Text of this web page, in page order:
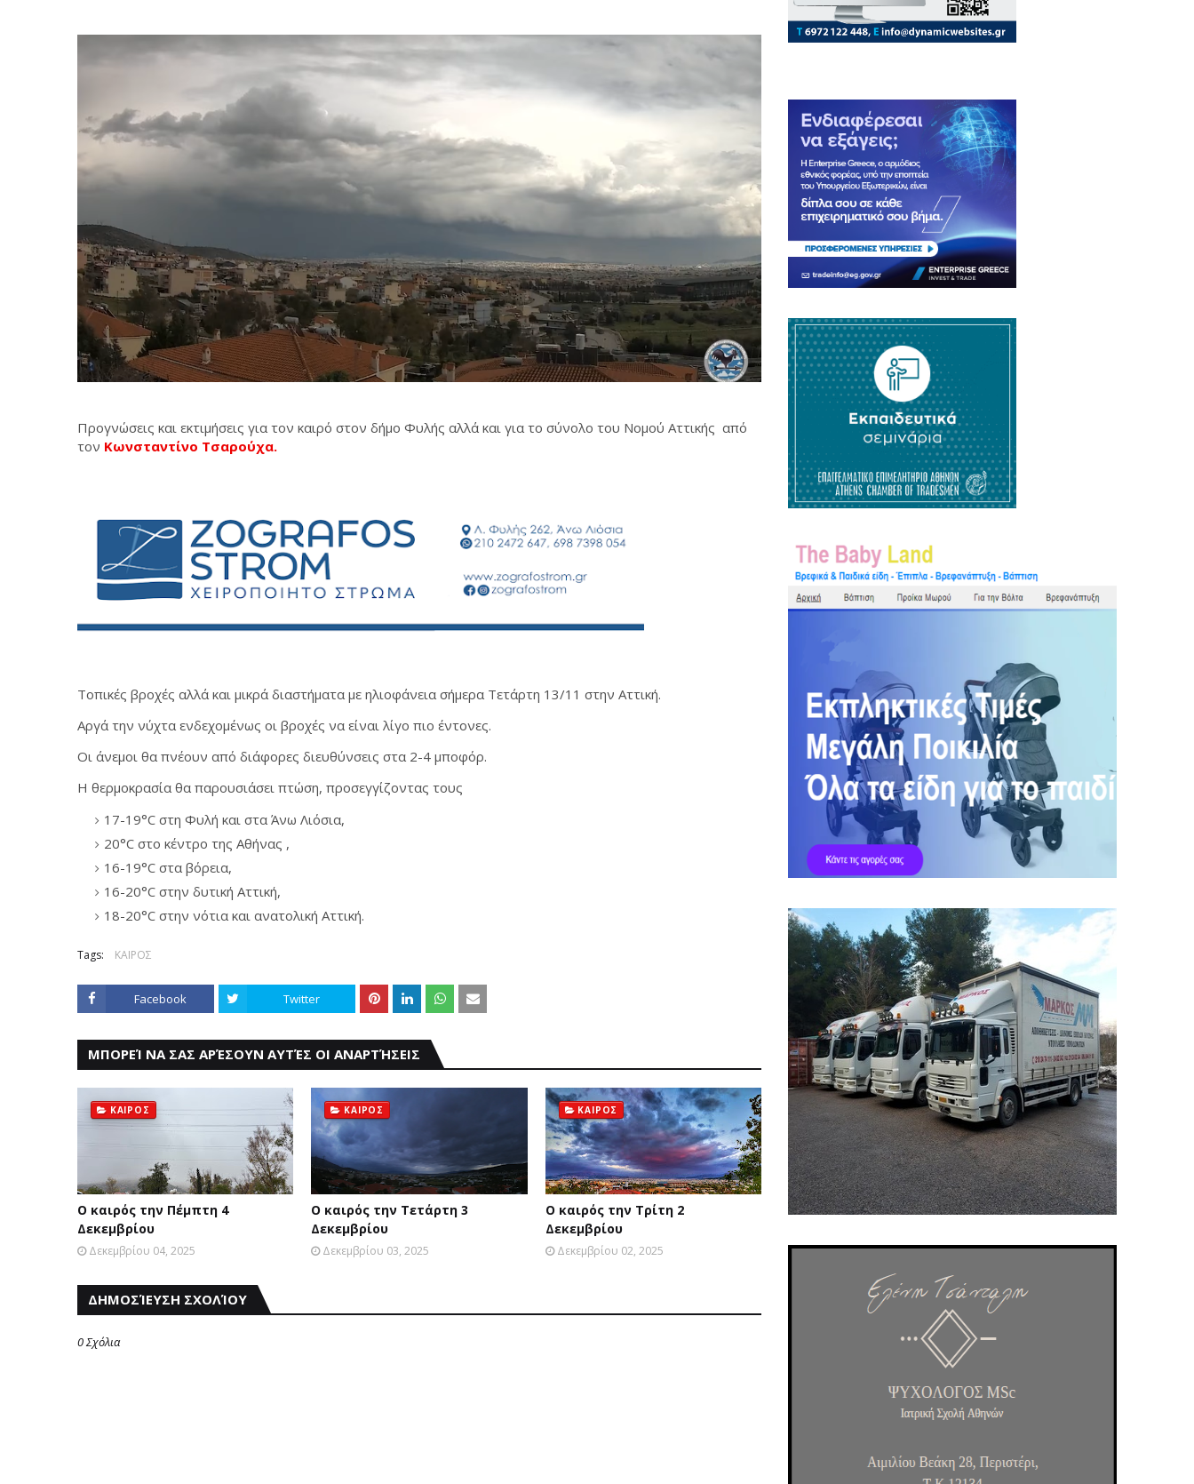
Προγνώσεις και εκτιμήσεις για τον καιρό στον δήμο Φυλής αλλά και για το σύνολο του Νομού Αττικής από
τον Κωνσταντίνο Τσαρούχα.
Τοπικές βροχές αλλά και μικρά διαστήματα με ηλιοφάνεια σήμερα Τετάρτη 13/11 στην Αττική.
Αργά την νύχτα ενδεχομένως οι βροχές να είναι λίγο πιο έντονες.
Οι άνεμοι θα πνέουν από διάφορες διευθύνσεις στα 2-4 μποφόρ.
Η θερμοκρασία θα παρουσιάσει πτώση, προσεγγίζοντας τους
17-19°C στη Φυλή και στα Άνω Λιόσια,
20°C στο κέντρο της Αθήνας ,
16-19°C στα βόρεια,
16-20°C στην δυτική Αττική,
18-20°C στην νότια και ανατολική Αττική.
Tags: ΚΑΙΡΟΣ
Facebook Twitter
ΜΠΟΡΕΊ ΝΑ ΣΑΣ ΑΡΈΣΟΥΝ ΑΥΤΈΣ ΟΙ ΑΝΑΡΤΉΣΕΙΣ
ΚΑΙΡΟΣ
Ο καιρός την Πέμπτη 4
Δεκεμβρίου
Δεκεμβρίου 04, 2025
ΚΑΙΡΟΣ
Ο καιρός την Τετάρτη 3
Δεκεμβρίου
Δεκεμβρίου 03, 2025
ΚΑΙΡΟΣ
Ο καιρός την Τρίτη 2
Δεκεμβρίου
Δεκεμβρίου 02, 2025
ΔΗΜΟΣΊΕΥΣΗ ΣΧΟΛΊΟΥ
0 Σχόλια